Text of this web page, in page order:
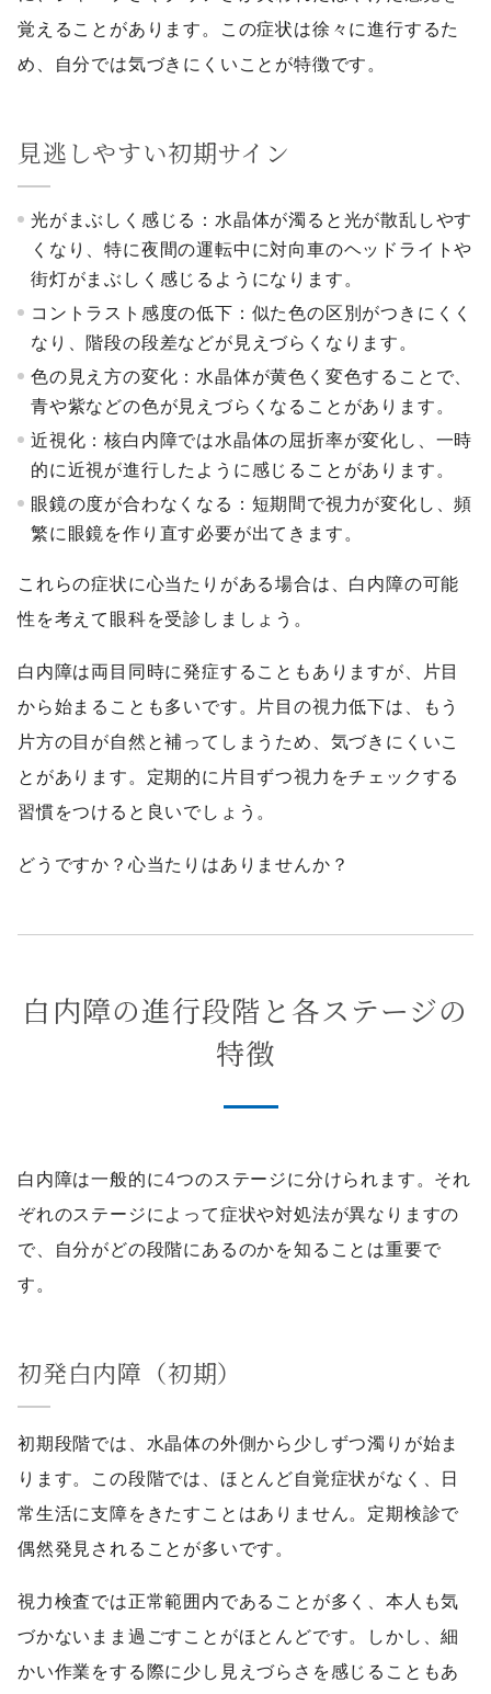
覚えることがあります。この症状は徐々に進行するた
め、自分では気づきにくいことが特徴です。
見逃しやすい初期サイン
光がまぶしく感じる：水晶体が濁ると光が散乱しやす
くなり、特に夜間の運転中に対向車のヘッドライトや
街灯がまぶしく感じるようになります。
コントラスト感度の低下：似た色の区別がつきにくく
なり、階段の段差などが見えづらくなります。
色の見え方の変化：水晶体が黄色く変色することで、
青や紫などの色が見えづらくなることがあります。
近視化：核白内障では水晶体の屈折率が変化し、一時
的に近視が進行したように感じることがあります。
眼鏡の度が合わなくなる：短期間で視力が変化し、頻
繁に眼鏡を作り直す必要が出てきます。
これらの症状に心当たりがある場合は、白内障の可能
性を考えて眼科を受診しましょう。
白内障は両目同時に発症することもありますが、片目
から始まることも多いです。片目の視力低下は、もう
片方の目が自然と補ってしまうため、気づきにくいこ
とがあります。定期的に片目ずつ視力をチェックする
習慣をつけると良いでしょう。
どうですか？心当たりはありませんか？
白内障の進行段階と各ステージの
特徴
白内障は一般的に4つのステージに分けられます。それ
ぞれのステージによって症状や対処法が異なりますの
で、自分がどの段階にあるのかを知ることは重要で
す。
初発白内障（初期）
初期段階では、水晶体の外側から少しずつ濁りが始ま
ります。この段階では、ほとんど自覚症状がなく、日
常生活に支障をきたすことはありません。定期検診で
偶然発見されることが多いです。
視力検査では正常範囲内であることが多く、本人も気
づかないまま過ごすことがほとんどです。しかし、細
かい作業をする際に少し見えづらさを感じることもあ